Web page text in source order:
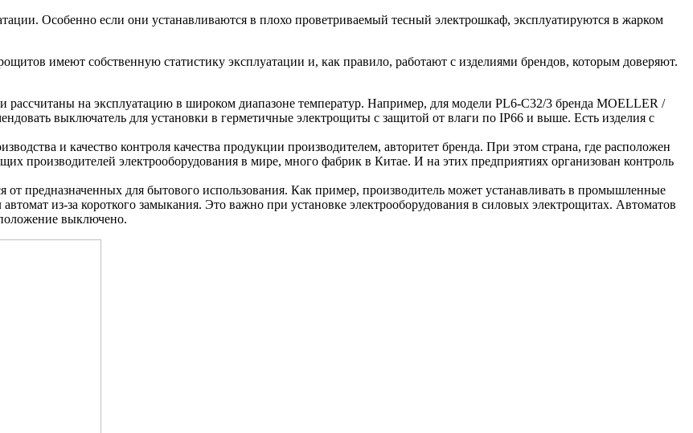
Особенно если они устанавливаются в плохо проветриваемый тесный электрошкаф, эксплуатируются в жарком
имеют собственную статистику эксплуатации и, как правило, работают с изделиями брендов, которым доверяют.
на эксплуатацию в широком диапазоне температур. Например, для модели PL6-C32/3 бренда MOELLER /
выключатель для установки в герметичные электрощиты с защитой от влаги по IP66 и выше. Есть изделия с
и качество контроля качества продукции производителем, авторитет бренда. При этом страна, где расположен
производителей электрооборудования в мире, много фабрик в Китае. И на этих предприятиях организован контроль
предназначенных для бытового использования. Как пример, производитель может устанавливать в промышленные
из-за короткого замыкания. Это важно при установке электрооборудования в силовых электрощитах. Автоматов
выключено.